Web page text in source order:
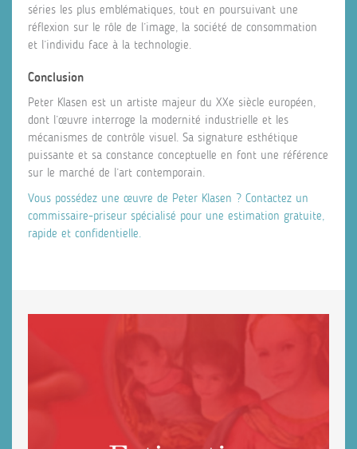
séries les plus emblématiques, tout en poursuivant une
réflexion sur le rôle de l’image, la société de consommation
et l’individu face à la technologie.
Conclusion
Peter Klasen est un artiste majeur du XXe siècle européen,
dont l’œuvre interroge la modernité industrielle et les
mécanismes de contrôle visuel. Sa signature esthétique
puissante et sa constance conceptuelle en font une référence
sur le marché de l’art contemporain.
Vous possédez une œuvre de Peter Klasen ? Contactez un
commissaire-priseur spécialisé pour une estimation gratuite,
rapide et confidentielle.